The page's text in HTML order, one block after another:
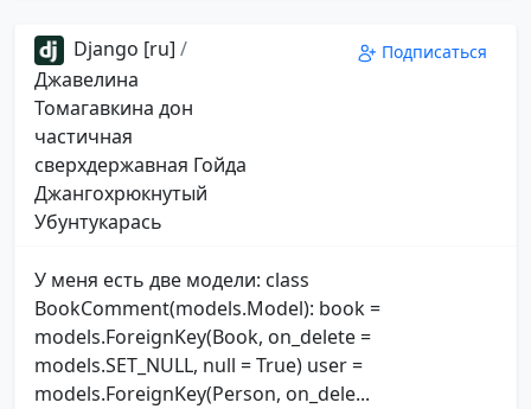
Django [ru] /
Джавелина
Томагавкина дон
частичная
сверхдержавная Гойда
Джангохрюкнутый
Убунтукарась
Подписаться
У меня есть две модели: class
BookComment(models.Model): book =
models.ForeignKey(Book, on_delete =
models.SET_NULL, null = True) user =
models.ForeignKey(Person, on_dele...